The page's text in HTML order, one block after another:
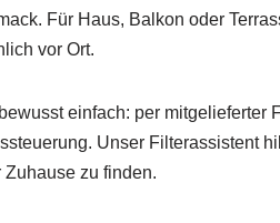
Für Haus, Balkon oder
vor Ort.
einfach: per mitgelieferter
Unser Filterassistent
Zuhause zu finden.